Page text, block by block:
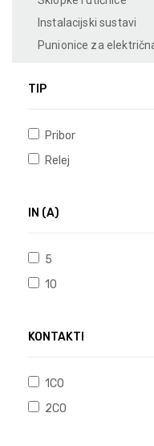
Instalacijski sustavi
Punionice za
TIP
Pribor
Relej
IN (A)
5
10
KONTAKTI
1CO
2CO